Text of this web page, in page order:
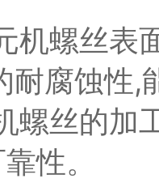
机螺丝表
耐腐蚀性,
螺丝的加
性。